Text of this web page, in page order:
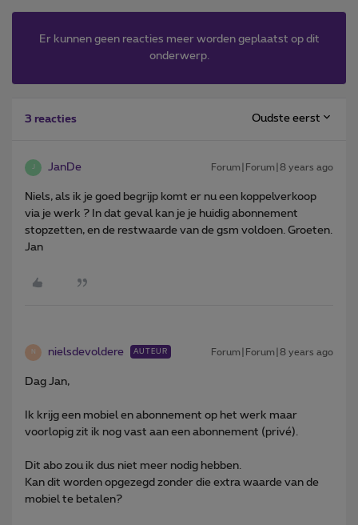
Er kunnen geen reacties meer worden geplaatst op dit
onderwerp.
3 reacties Oudste eerst
J JanDe Forum|Forum|8 years ago
Niels, als ik je goed begrijp komt er nu een koppelverkoop
via je werk ? In dat geval kan je je huidig abonnement
stopzetten, en de restwaarde van de gsm voldoen. Groeten.
Jan
N nielsdevoldere AUTEUR Forum|Forum|8 years ago
Dag Jan,
Ik krijg een mobiel en abonnement op het werk maar
voorlopig zit ik nog vast aan een abonnement (privé).
Dit abo zou ik dus niet meer nodig hebben.
Kan dit worden opgezegd zonder die extra waarde van de
mobiel te betalen?